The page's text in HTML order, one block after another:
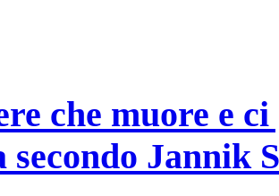
che muore e
secondo Jannik